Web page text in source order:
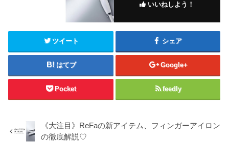
いいねしよう！
ツイート シェア
はてブ Google+
Pocket feedly
《大注目》ReFaの新アイテム、フィンガーアイロン
の徹底解説♡